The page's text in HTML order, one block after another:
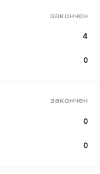
закончен
4
0
закончен
0
0